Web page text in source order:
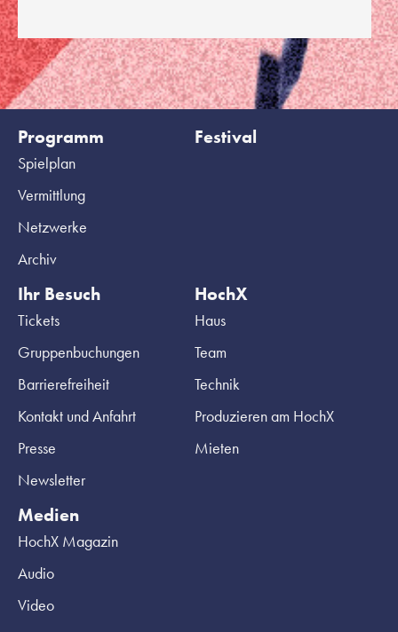
Programm
Spielplan
Vermittlung
Netzwerke
Archiv
Festival
Ihr Besuch
Tickets
Gruppenbuchungen
Barrierefreiheit
Kontakt und Anfahrt
Presse
Newsletter
HochX
Haus
Team
Technik
Produzieren am HochX
Mieten
Medien
HochX Magazin
Audio
Video